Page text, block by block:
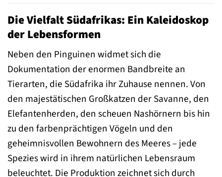
Die Vielfalt Südafrikas: Ein Kaleidoskop
der Lebensformen
Neben den Pinguinen widmet sich die
Dokumentation der enormen Bandbreite an
Tierarten, die Südafrika ihr Zuhause nennen. Von
den majestätischen Großkatzen der Savanne, den
Elefantenherden, den scheuen Nashörnern bis hin
zu den farbenprächtigen Vögeln und den
geheimnisvollen Bewohnern des Meeres – jede
Spezies wird in ihrem natürlichen Lebensraum
beleuchtet. Die Produktion zeichnet sich durch